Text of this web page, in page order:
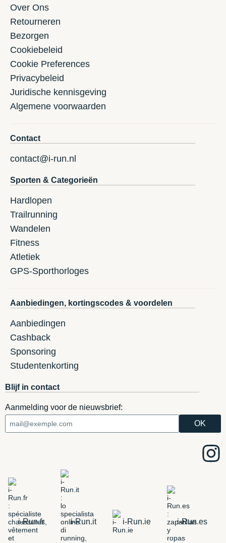
Over Ons
Retourneren
Bezorgen
Cookiebeleid
Cookie Preferences
Privacybeleid
Juridische kennisgeving
Algemene voorwaarden
Contact
contact@i-run.nl
Sporten & Categorieën
Hardlopen
Trailrunning
Wandelen
Fitness
Atletiek
GPS-Sporthorloges
Aanbiedingen, kortingscodes & voordelen
Aanbiedingen
Cashback
Sponsoring
Studentenkorting
Blijf in contact
Aanmelding voor de nieuwsbrief:
i-Run.fr i-Run.it i-Run.ie i-Run.es